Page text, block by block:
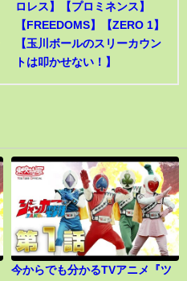
ロレス】【プロミネンス】
【FREEDOMS】【ZERO 1】
【玉川ボールのスリーカウン
トは叩かせない！】
今からでも分かるTVアニメ『ツ